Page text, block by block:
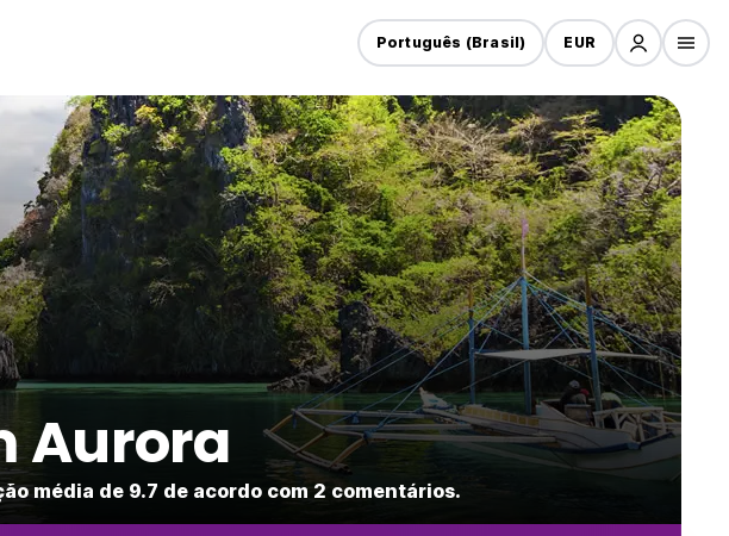
Português (Brasil) EUR
Aurora
média de 9.7 de acordo com 2 comentários.